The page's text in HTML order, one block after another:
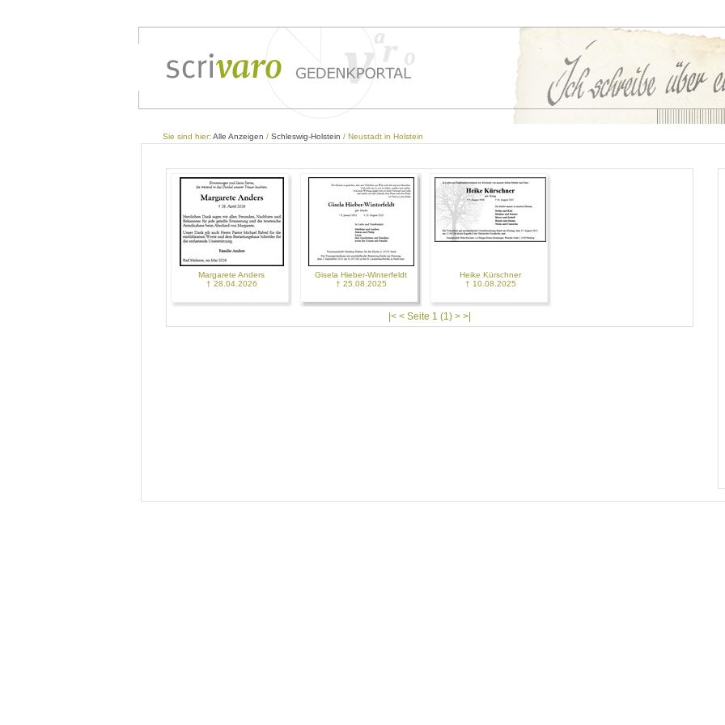
Sie sind hier: Alle Anzeigen / Schleswig-Holstein / Neustadt in Holstein
Margarete Anders
† 28.04.2026
Gisela Hieber-Winterfeldt
† 25.08.2025
Heike Kürschner
† 10.08.2025
|< < Seite 1 (1) > >|